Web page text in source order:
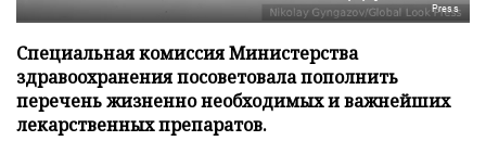
Press
Специальная комиссия Министерства
здравоохранения посоветовала пополнить
перечень жизненно необходимых и важнейших
лекарственных препаратов.